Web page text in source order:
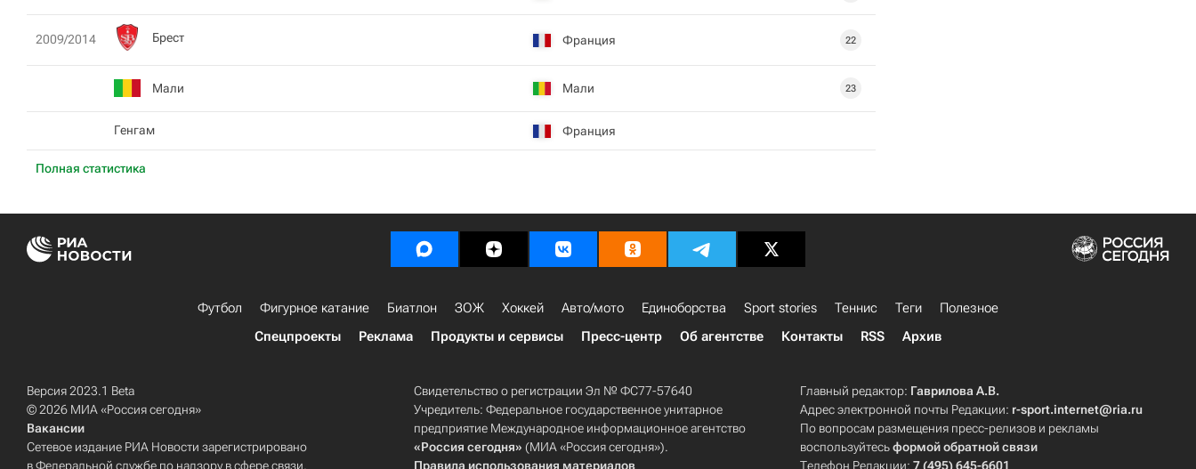
Полная статистика
2009/2014 Брест Франция 22
Мали Мали 23
Генгам Франция
Футбол Фигурное катание Биатлон ЗОЖ Хоккей Авто/мото Единоборства Sport stories Теннис Теги
Полезное
Спецпроекты
Реклама Продукты и сервисы Пресс-центр Об агентстве Контакты RSS Архив
Версия 2023.1 Beta
© 2026 МИА «Россия сегодня»
Вакансии
Сетевое издание РИА Новости зарегистрировано
в Федеральной службе по надзору в сфере связи,
Свидетельство о регистрации Эл № ФС77-57640
Учредитель: Федеральное государственное унитарное
предприятие Международное информационное агентство
«Россия сегодня» (МИА «Россия сегодня»).
Правила использования материалов
Главный редактор: Гаврилова А.В.
Адрес электронной почты Редакции: r-sport.internet@ria.ru
По вопросам размещения пресс-релизов и рекламы
воспользуйтесьформой обратной связи
Телефон Редакции:7 (495) 645-6601